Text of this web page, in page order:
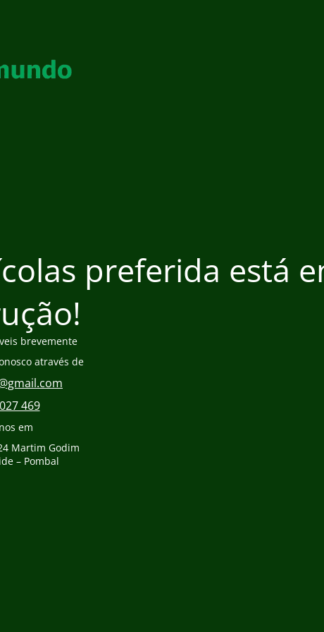
preferida está
brevemente
através de
469
em
Martim Godim
– Pombal